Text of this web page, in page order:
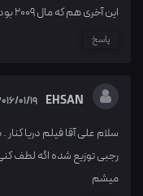
این آخری هم که مال 2009 بود
پاسخ
EHSAN
01/19
سلام علی آقا فیلم دریا
رجبی توزیع شده اگه لطف
میشم